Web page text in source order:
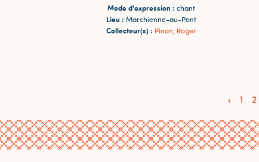
Mode d'expression : chant
Lieu : Marchienne-au-Pont
Collecteur(s) : Pinon, Roger
‹ 1 2